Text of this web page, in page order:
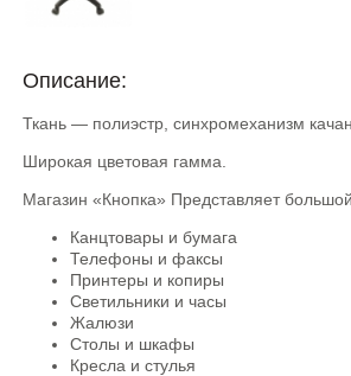
Описание:
Ткань — полиэстр, синхромеханизм
Широкая цветовая гамма.
Магазин «Кнопка» Представляет
Канцтовары и бумага
Телефоны и факсы
Принтеры и копиры
Светильники и часы
Жалюзи
Столы и шкафы
Кресла и стулья